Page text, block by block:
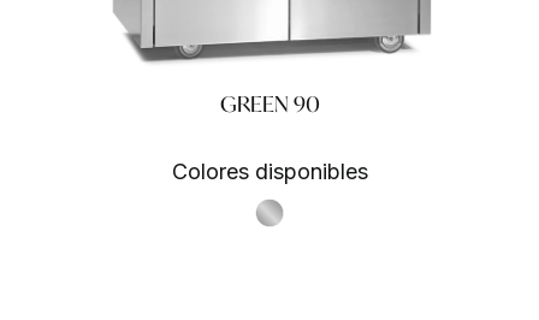
GREEN 90
Colores disponibles
S.Steel SS